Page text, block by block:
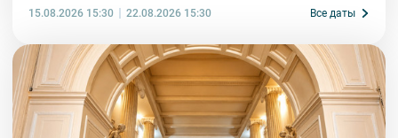
оборудования во время проведения экскурсионной программы
оборудования экскурсант обязан возместить полную стоимость
комплекта в размере 5500 руб. 00 коп.
Внимание! В составе экскурсионного маршрута возможны
изменения, так как некоторые интерьеры могут быть
недоступны по решению руководства объекта.
15.08.2026 15:30 22.08.2026 15:30 Все даты